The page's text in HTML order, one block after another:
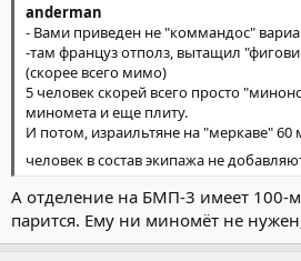
anderman
- Вами приведен не "коммандос"
-там француз отполз, вытащил
(скорее всего мимо)
5 человек скорей всего просто
миномета и еще плиту.
И потом, израильтяне на "меркаве"
человек в состав экипажа не
А отделение на БМП-3 имеет
парится. Ему ни миномёт не